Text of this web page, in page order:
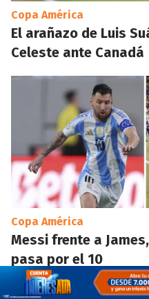
Copa América
El arañazo de Luis
Celeste ante Canadá
Copa América
Messi frente a
pasa por el 10